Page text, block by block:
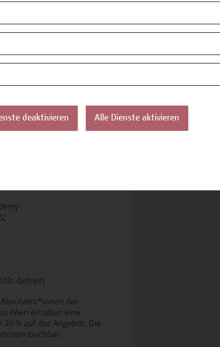
mit und ohne
BSc M.A.
befreit)
der
Wien erhalten eine
% auf das Angebot. Die
buchbar.
deaktivieren Alle Dienste aktivieren